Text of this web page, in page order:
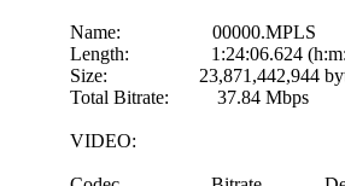
Name: 00000.MPLS
Length: 1:24:06.624
Size: 23,871,442,944
Total Bitrate: 37.84 Mbps
VIDEO: